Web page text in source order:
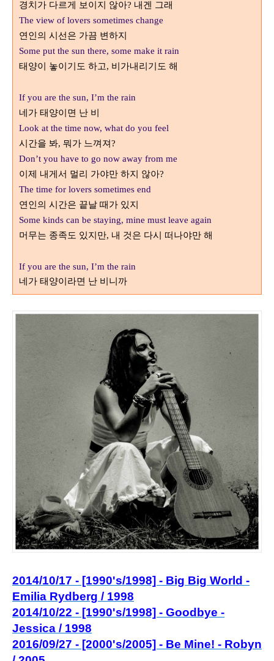
경치가 다르게 보이지 않아? 내겐 그래
The view of lovers sometimes change
연인의 시선은 가끔 변하지
Some put the sun there, some make it rain
태양이 놓이기도 하고, 비가내리기도 해
If you are the sun, I’m the rain
네가 태양이면 난 비
Look at the time now, what do you feel
시간을 봐, 뭐가 느껴져?
Don’t you have to go now away from me
이제 내게서 멀리 가야만 하지 않아?
The time for lovers sometimes end
연인의 시간은 끝날 때가 있지
Some kinds can be staying, mine must leave again
머무는 종족도 있지만, 내 것은 다시 떠나야만 해
If you are the sun, I’m the rain
네가 태양이라면 난 비니까
2014/10/17 - [1990's/1998] - Big Big World -
Emilia Rydberg / 1998
2014/10/22 - [1990's/1998] - Goodbye -
Jessica / 1998
2016/09/27 - [2000's/2005] - Be Mine! - Robyn